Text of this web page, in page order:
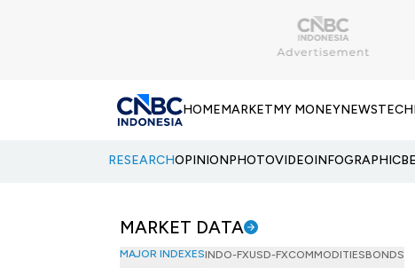
HOMEMARKETMY MONEYNEWSTECH
RESEARCHOPINIONPHOTOVIDEOINFOGRAPHIC
MARKET DATA
MAJOR INDEXESINDO-FXUSD-FXCOMMODITIESBONDS